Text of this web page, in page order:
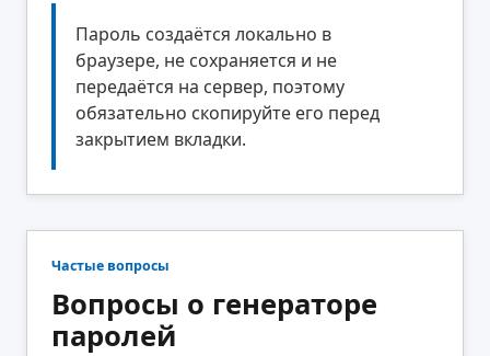
Пароль создаётся локально в
браузере, не сохраняется и не
передаётся на сервер, поэтому
обязательно скопируйте его перед
закрытием вкладки.
Частые вопросы
Вопросы о генераторе
паролей